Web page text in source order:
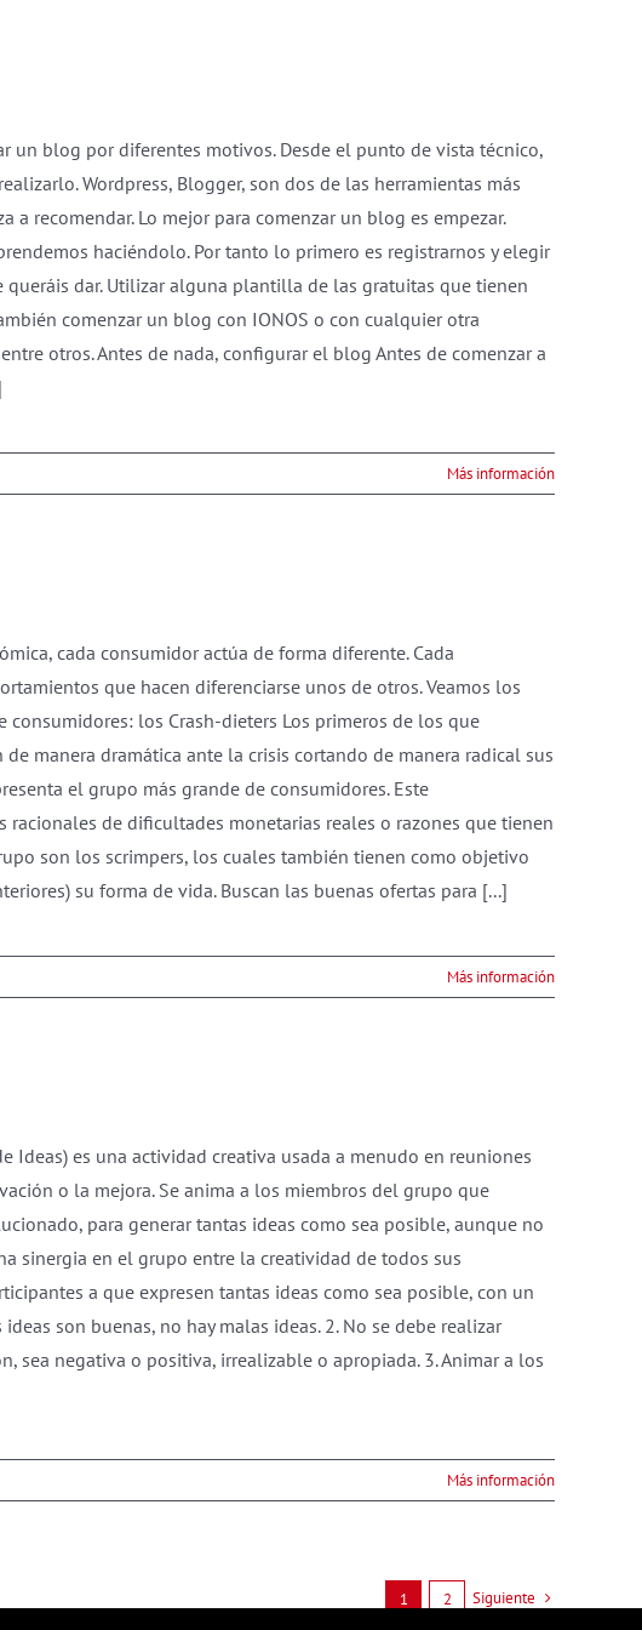
un blog por diferentes motivos. Desde el punto de vista técnico,
Wordpress, Blogger, son dos de las herramientas más
a recomendar. Lo mejor para comenzar un blog es empezar.
haciéndolo. Por tanto lo primero es registrarnos y elegir
dar. Utilizar alguna plantilla de las gratuitas que tienen
comenzar un blog con IONOS o con cualquier otra
otros. Antes de nada, configurar el blog Antes de comenzar a
Más información
cada consumidor actúa de forma diferente. Cada
que hacen diferenciarse unos de otros. Veamos los
los Crash-dieters Los primeros de los que
manera dramática ante la crisis cortando de manera radical sus
el grupo más grande de consumidores. Este
de dificultades monetarias reales o razones que tienen
son los scrimpers, los cuales también tienen como objetivo
su forma de vida. Buscan las buenas ofertas para [...]
Más información
es una actividad creativa usada a menudo en reuniones
o la mejora. Se anima a los miembros del grupo que
para generar tantas ideas como sea posible, aunque no
sinergia en el grupo entre la creatividad de todos sus
a que expresen tantas ideas como sea posible, con un
son buenas, no hay malas ideas. 2. No se debe realizar
sea negativa o positiva, irrealizable o apropiada. 3. Animar a los
Más información
1 2 Siguiente